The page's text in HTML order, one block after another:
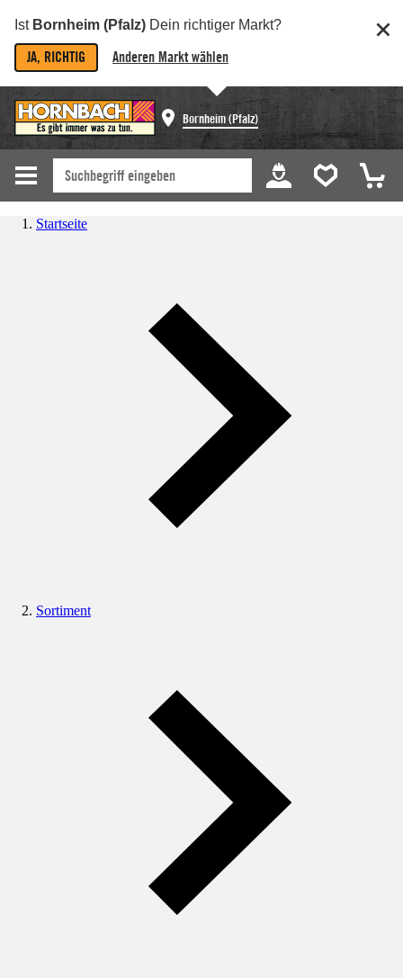
Ist Bornheim (Pfalz) Dein richtiger Markt?
JA, RICHTIG Anderen Markt wählen
Bornheim (Pfalz)
Startseite
Sortiment